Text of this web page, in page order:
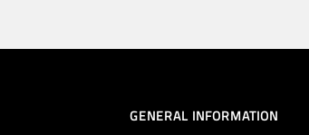
GENERAL INFORMATION